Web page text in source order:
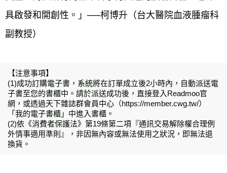
具啟發和開創性。」──柯博升（台大醫院血液腫瘤科
副教授）
【注意事項】
(1)成功訂購電子書，系統將在訂單成立後2小時內，自動派送電
子書至您的書櫃中。請於派送成功後，直接登入Readmoo官
網，或透過天下雜誌群會員中心（https://member.cwg.tw/）
「我的電子書櫃」中進入書櫃。
(2)依《消費者保護法》第19條第二項『通訊交易解除權合理例
外情事適用準則』，非因無內容或無法使用之狀況，即無法退
換貨。